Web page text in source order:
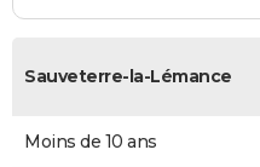
Sauveterre-la-Lémance
Moins de 10 ans